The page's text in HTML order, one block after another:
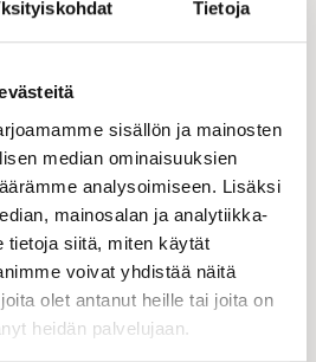
Tietoja
sisällön ja mainosten
median ominaisuuksien
analysoimiseen. Lisäksi
mainosalan ja analytiikka-
tietoja siitä, miten käytät
voivat yhdistää näitä
olet antanut heille tai joita on
heidän palvelujaan.